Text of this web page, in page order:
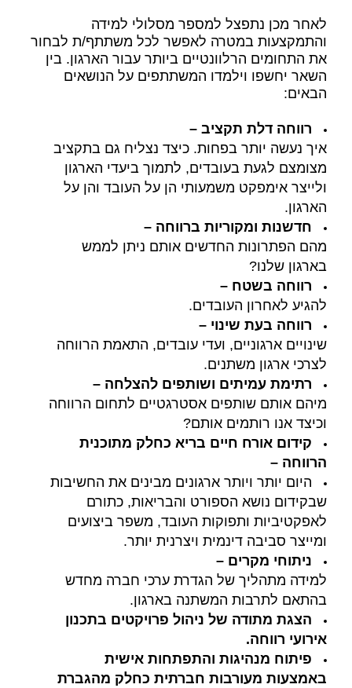
לאחר מכן נתפצל למספר מסלולי למידה
והתמקצעות במטרה לאפשר לכל משתתף/ת לבחור
את התחומים הרלוונטיים ביותר עבור הארגון. בין
השאר יחשפו וילמדו המשתתפים על הנושאים
הבאים:
רווחה דלת תקציב –
איך נעשה יותר בפחות. כיצד נצליח גם בתקציב
מצומצם לגעת בעובדים, לתמוך ביעדי הארגון
ולייצר אימפקט משמעותי הן על העובד והן על
הארגון.
חדשנות ומקוריות ברווחה–
מהם הפתרונות החדשים אותם ניתן לממש
בארגון שלנו?
רווחה בשטח –
להגיע לאחרון העובדים.
רווחה בעת שינוי –
שינויים ארגוניים, ועדי עובדים, התאמת הרווחה
לצרכי ארגון משתנים.
רתימת עמיתים ושותפים להצלחה –
מיהם אותם שותפים אסטרגטיים לתחום הרווחה
וכיצד אנו רותמים אותם?
קידום אורח חיים בריא כחלק מתוכנית
הרווחה –
היום יותר ויותר ארגונים מבינים את החשיבות
שבקידום נושא הספורט והבריאות, כתורם
לאפקטיביות ותפוקות העובד, משפר ביצועים
ומייצר סביבה דינמית ויצרנית יותר.
ניתוחי מקרים –
למידה מתהליך של הגדרת ערכי חברה מחדש
בהתאם לתרבות המשתנה בארגון.
הצגת מתודה של ניהול פרויקטים בתכנון
אירועי רווחה.
פיתוח מנהיגות והתפתחות אישית
באמצעות מעורבות חברתית כחלק מהגברת